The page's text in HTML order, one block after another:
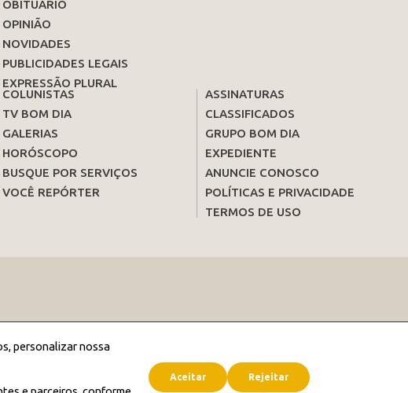
OBITUÁRIO
OPINIÃO
NOVIDADES
PUBLICIDADES LEGAIS
EXPRESSÃO PLURAL
COLUNISTAS
TV BOM DIA
GALERIAS
HORÓSCOPO
BUSQUE POR SERVIÇOS
VOCÊ REPÓRTER
ASSINATURAS
CLASSIFICADOS
GRUPO BOM DIA
EXPEDIENTE
ANUNCIE CONOSCO
POLÍTICAS E PRIVACIDADE
TERMOS DE USO
personalizar nossa
Aceitar Rejeitar